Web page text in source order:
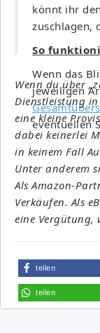
könnt ihr
zuschlagen,
So
Wenn das
jeweiligen
eventuellen
Wenn du über
Dienstleistung
eine kleine
dabei keinerlei
in keinem Fall
Unter anderem
Als Amazon-
Verkäufen. Als
eine Vergütung,
teilen
teilen